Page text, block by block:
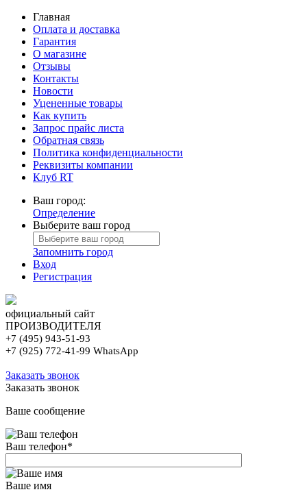
Главная
Оплата и доставка
Гарантия
О магазине
Отзывы
Контакты
Новости
Уцененные товары
Как купить
Запрос прайс листа
Обратная связь
Политика конфиденциальности
Реквизиты компании
Клуб RT
Ваш город:
Определение
Выберите ваш город
Запомнить город
Вход
Регистрация
официальный сайт
ПРОИЗВОДИТЕЛЯ
+7 (495) 943-51-93
+7 (925) 772-41-99 WhatsApp
Заказать звонок
Заказать звонок
Ваше сообщение
Ваш телефон*
Ваше имя